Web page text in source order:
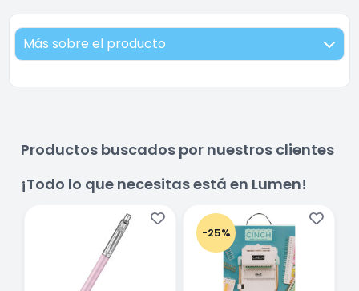
Más sobre el producto
Productos buscados por nuestros clientes
¡Todo lo que necesitas está en Lumen!
-25%